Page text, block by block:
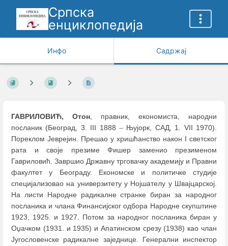
Српска
енциклопедија
Инфо Садржај
ГАВРИЛОВИЋ, Отон, правник, економиста, народни
посланик (Београд, 3. III 1888 – Њујорк, САД, 1. VII 1970).
Пореклом Јеврејин. Прешао у хришћанство након I светског
рата и своје презиме Фишер заменио презименом
Гавриловић. Завршио Државну трговачку академију и Правни
факултет у Београду. Економске и политичке студије
специјализовао на универзитету у Нојшателу у Швајцарској.
На листи Народне радикалне странке биран за народног
посланика и члана Финансијског одбора Народне скупштине
1923, 1925. и 1927. Потом за народног посланика биран у
Оџачком (1931. и 1935) и Апатинском срезу (1938) као члан
Југословенске радикалне заједнице. Генерални инспектор